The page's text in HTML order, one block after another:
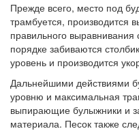
Прежде всего, место под
трамбуется, производится
правильного
порядке забиваются
уровень и производится
Дальнейшими действиями
уровню и максимальная
выпирающие булыжники и
материала. Песок также